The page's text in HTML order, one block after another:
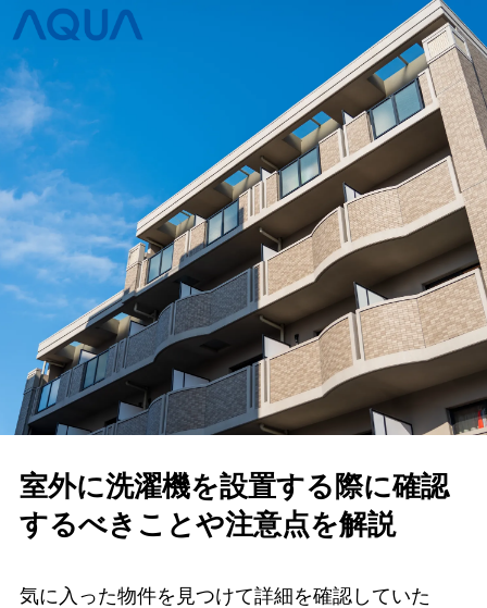
室外に洗濯機を設置する際に確認
するべきことや注意点を解説
気に入った物件を見つけて詳細を確認していた